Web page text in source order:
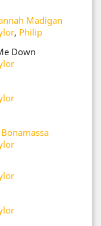
Madigan
, Philip
Down
Bonamassa